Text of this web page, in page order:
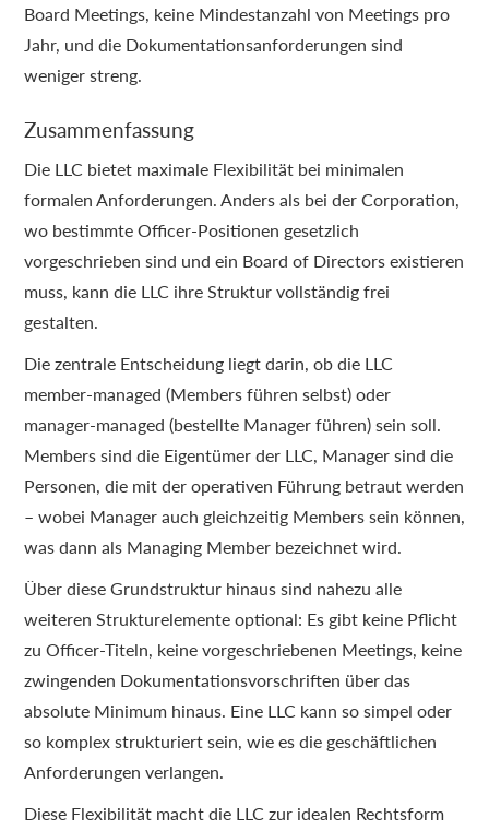
Board Meetings, keine Mindestanzahl von Meetings pro
Jahr, und die Dokumentationsanforderungen sind
weniger streng.
Zusammenfassung
Die LLC bietet maximale Flexibilität bei minimalen
formalen Anforderungen. Anders als bei der Corporation,
wo bestimmte Officer-Positionen gesetzlich
vorgeschrieben sind und ein Board of Directors existieren
muss, kann die LLC ihre Struktur vollständig frei
gestalten.
Die zentrale Entscheidung liegt darin, ob die LLC
member-managed (Members führen selbst) oder
manager-managed (bestellte Manager führen) sein soll.
Members sind die Eigentümer der LLC, Manager sind die
Personen, die mit der operativen Führung betraut werden
– wobei Manager auch gleichzeitig Members sein können,
was dann als Managing Member bezeichnet wird.
Über diese Grundstruktur hinaus sind nahezu alle
weiteren Strukturelemente optional: Es gibt keine Pflicht
zu Officer-Titeln, keine vorgeschriebenen Meetings, keine
zwingenden Dokumentationsvorschriften über das
absolute Minimum hinaus. Eine LLC kann so simpel oder
so komplex strukturiert sein, wie es die geschäftlichen
Anforderungen verlangen.
Diese Flexibilität macht die LLC zur idealen Rechtsform